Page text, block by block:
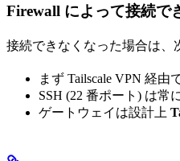
Firewall によって接続で
接続できなくなった場合は、
まず Tailscale VPN 経由
SSH (22 番ポート) は常
ゲートウェイは設計上